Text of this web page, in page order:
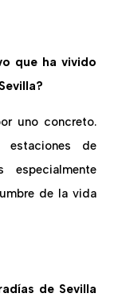
que ha vivido
uno concreto.
estaciones de
especialmente
de la vida
de Sevilla